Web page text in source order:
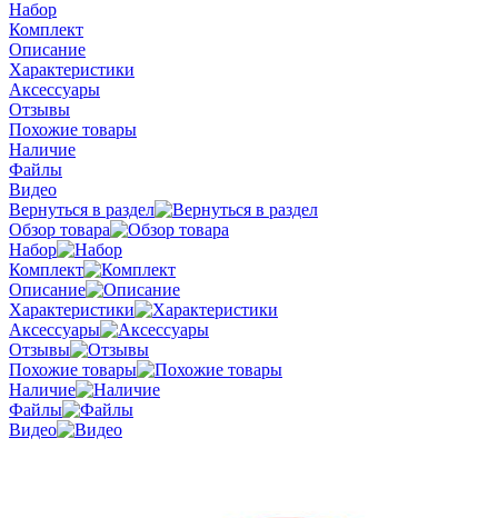
Набор
Комплект
Описание
Характеристики
Аксессуары
Отзывы
Похожие товары
Наличие
Файлы
Видео
Вернуться в раздел
Обзор товара
Набор
Комплект
Описание
Характеристики
Аксессуары
Отзывы
Похожие товары
Наличие
Файлы
Видео